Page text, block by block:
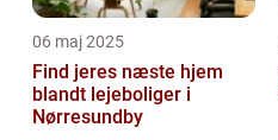
06 maj 2025
Find jeres næste hjem
blandt lejeboliger i
Nørresundby